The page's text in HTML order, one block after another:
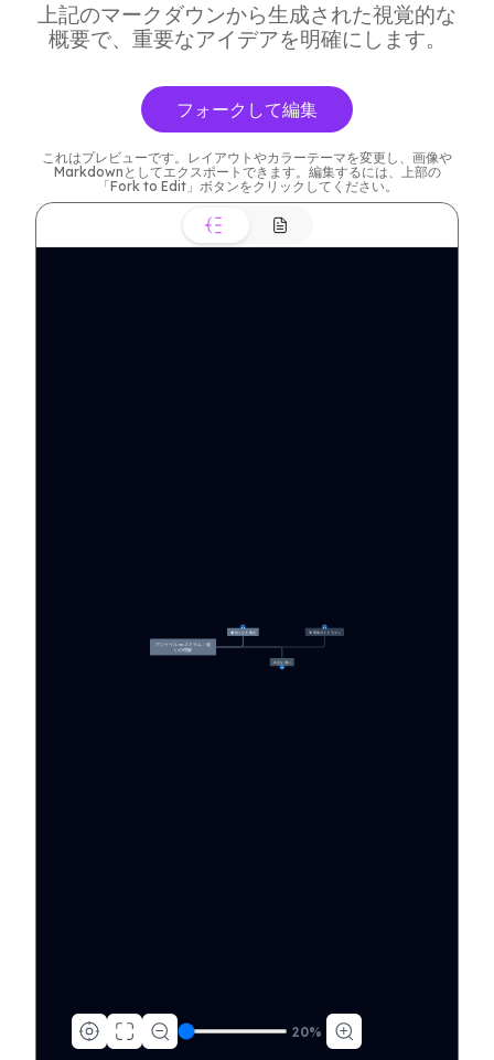
上記のマークダウンから生成された視覚的な
概要で、重要なアイデアを明確にします。
フォークして編集
これはプレビューです。レイアウトやカラーテーマを変更し、画像や
Markdownとしてエクスポートできます。編集するには、上部の
「Fork to Edit」ボタンをクリックしてください。
🧠 核となる概念
⚖️ 主な違い
🎯 実装ガイドライン
アジャイル vs スクラム：違
いの理解
20%